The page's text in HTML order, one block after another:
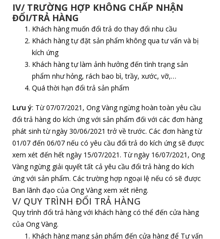
IV/ TRƯỜNG HỢP KHÔNG CHẤP NHẬN
ĐỔI/TRẢ HÀNG
Khách hàng muốn đổi trả do thay đổi nhu cầu
Khách hàng tự đặt sản phẩm không qua tư vấn và bị
kích ứng
Khách hàng tự làm ảnh hưởng đến tình trạng sản
phẩm như hỏng, rách bao bì, trầy, xước, vỡ,…
Quá thời hạn đổi trả sản phẩm
Lưu ý: Từ 07/07/2021, Ong Vàng ngừng hoàn toàn yêu cầu
đổi trả hàng do kích ứng với sản phẩm đối với các đơn hàng
phát sinh từ ngày 30/06/2021 trở về trước. Các đơn hàng từ
01/07 đến 06/07 nếu có yêu cầu đổi trả do kích ứng sẽ được
xem xét đến hết ngày 15/07/2021. Từ ngày 16/07/2021, Ong
Vàng ngừng giải quyết tất cả yêu cầu đổi trả hàng do kích
ứng với sản phẩm. Các trường hợp ngoại lệ nếu có sẽ được
Ban lãnh đạo của Ong Vàng xem xét riêng.
V/ QUY TRÌNH ĐỔI TRẢ HÀNG
Quy trình đổi trả hàng với khách hàng có thể đến cửa hàng
của Ong Vàng.
Khách hàng mang sản phẩm đến cửa hàng để Tư vấn